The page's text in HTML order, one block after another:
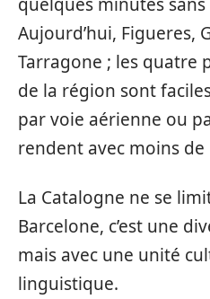
Aujourd’hui, Figueres,
Tarragone ; les quatre
de la région sont
par voie aérienne ou
rendent avec moins de
La Catalogne ne se
Barcelone, c’est une
mais avec une unité
linguistique.